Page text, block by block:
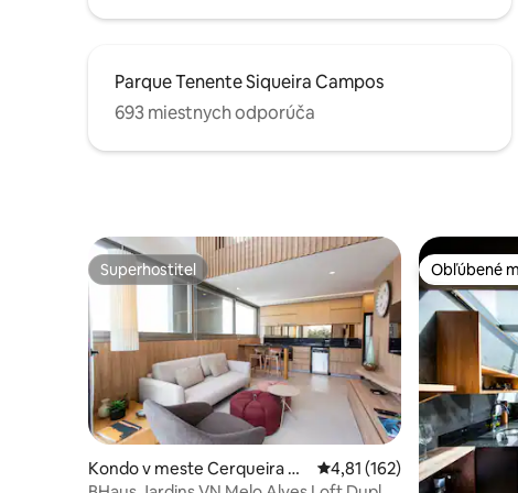
Parque Tenente Siqueira Campos
693 miestnych odporúča
Superhostiteľ
Superhostiteľ
Kondo v meste Cerqueira C
Priemerné ohodnotenie
4,81 (162)
Obľúbené
Obľúbené